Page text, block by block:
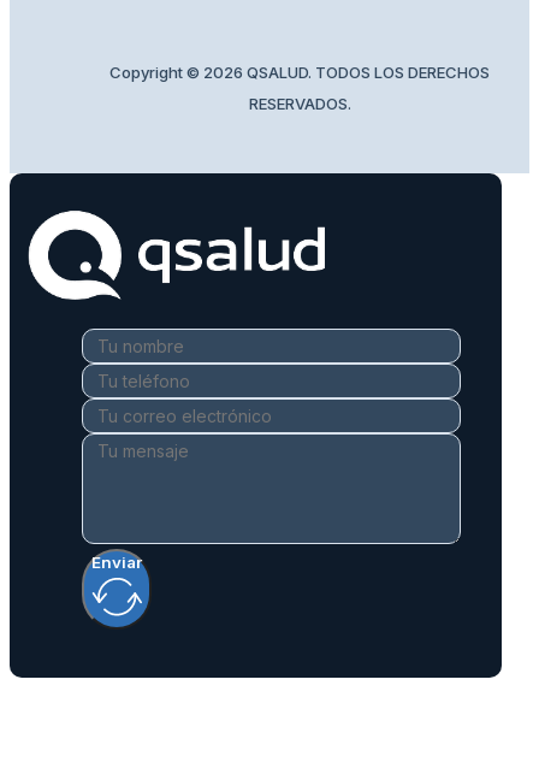
Copyright © 2026 QSALUD. TODOS LOS DERECHOS
RESERVADOS.
Enviar